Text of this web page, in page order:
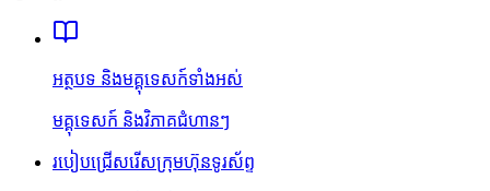
អត្ថបទ និងមគ្គុទេសក៍ទាំងអស់
មគ្គុទេសក៍ និងវិភាគជំហានៗ
របៀបជ្រើសរើសក្រុមហ៊ុនទូរស័ព្ទ